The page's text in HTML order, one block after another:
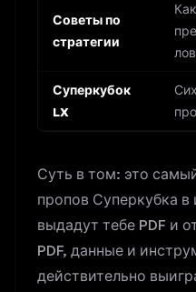
Советы по
стратегии
Суперкубок
LX
Суть в том: это
пропов Суперкубка в
выдадут тебе PDF и
PDF, данные и
действительно